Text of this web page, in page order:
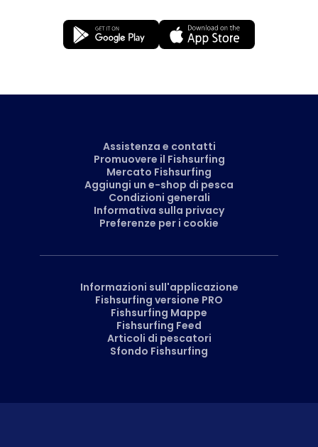
Assistenza e contatti
Promuovere il Fishsurfing
Mercato Fishsurfing
Aggiungi un e-shop di pesca
Condizioni generali
Informativa sulla privacy
Preferenze per i cookie
Informazioni sull'applicazione
Fishsurfing versione PRO
Fishsurfing Mappe
Fishsurfing Feed
Articoli di pescatori
Sfondo Fishsurfing